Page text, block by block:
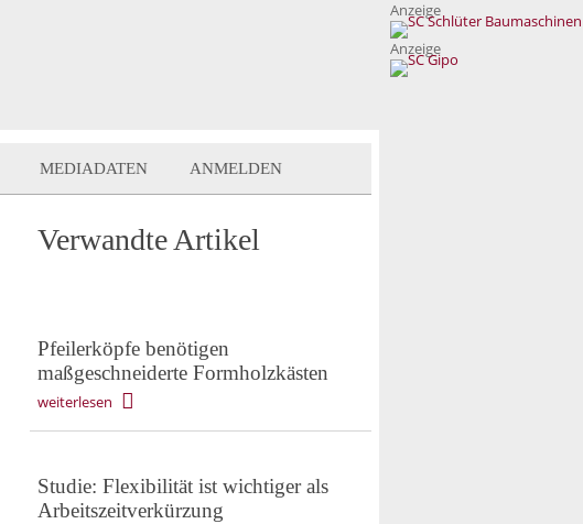
Anzeige
Anzeige
MEDIADATEN ANMELDEN
Verwandte Artikel
Pfeilerköpfe benötigen
maßgeschneiderte Formholzkästen
weiterlesen
Studie: Flexibilität ist wichtiger als
Arbeitszeitverkürzung